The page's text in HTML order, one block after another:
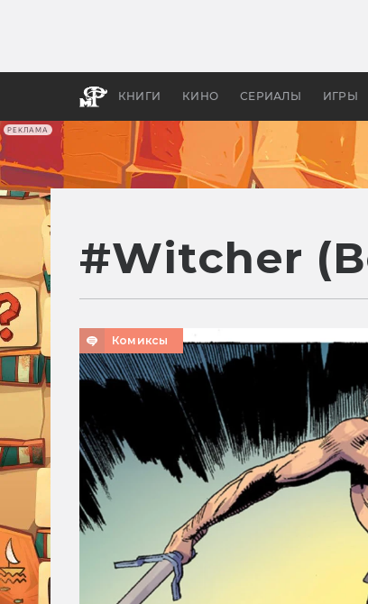
РЕКЛАМА
КНИГИ КИНО СЕРИАЛЫ ИГРЫ
#Witcher
Комиксы